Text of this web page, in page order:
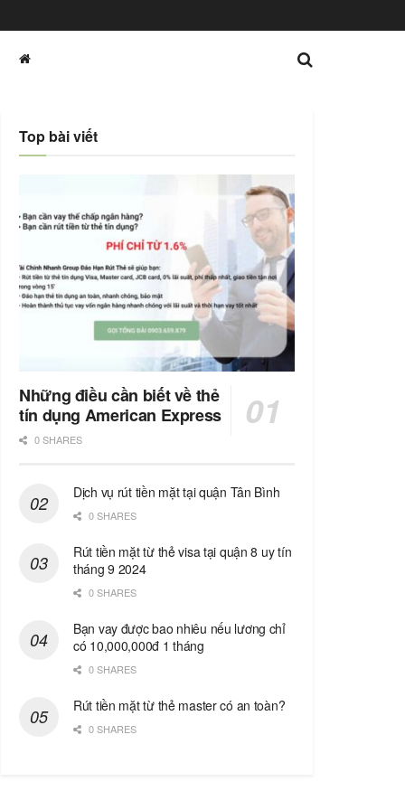
Top bài viết
Những điều cần biết về thẻ
tín dụng American Express
0 SHARES
Dịch vụ rút tiền mặt tại quận Tân Bình
0 SHARES
Rút tiền mặt từ thẻ visa tại quận 8 uy tín
tháng 9 2024
0 SHARES
Bạn vay được bao nhiêu nếu lương chỉ
có 10,000,000đ 1 tháng
0 SHARES
Rút tiền mặt từ thẻ master có an toàn?
0 SHARES